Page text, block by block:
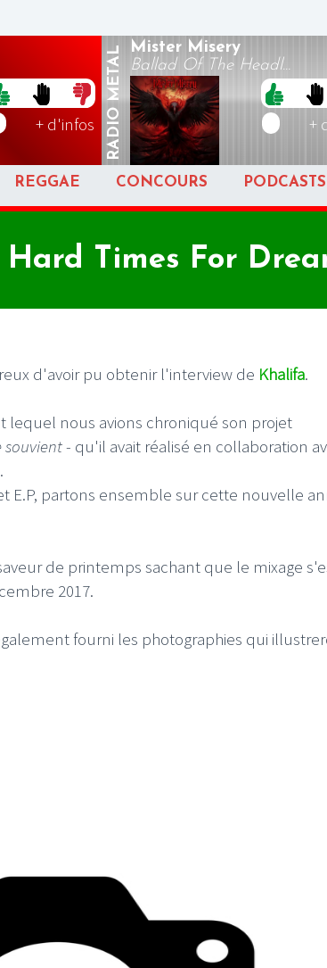
+ d'infos RADIO
METAL Mister Misery
Ballad Of The Headl...
+
REGGAE CONCOURS PODCASTS
Times For
d'avoir pu obtenir l'interview de Khalifa.
lequel nous avions chroniqué son projet
souvient- qu'il avait réalisé en collaboration
.
partons ensemble sur cette nouvelle
de printemps sachant que le mixage
2017.
fourni les photographies qui